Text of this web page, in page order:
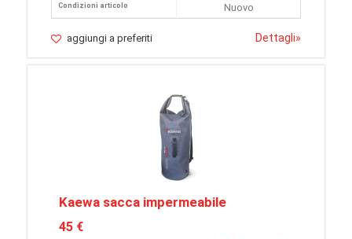
Condizioni articolo
Nuovo
aggiungi a preferiti Dettagli»
Kaewa sacca impermeabile
45 €